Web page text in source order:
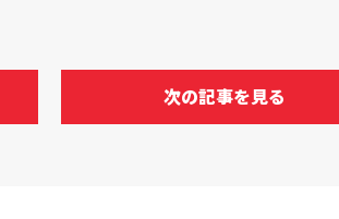
次の記事を見る